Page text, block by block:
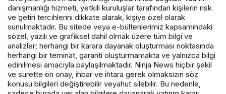
danışmanlığı hizmeti, yetkili kuruluşlar tarafından kişilerin risk
ve getiri tercihlerini dikkate alarak, kişiye özel olarak
sunulmaktadır. Bu sitede veya e-bültenlerimiz kapsamındaki
sözel, yazılı ve grafiksel dahil olmak üzere tüm bilgi ve
analizler; herhangi bir karara dayanak oluşturması noktasında
herhangi bir teminat, garanti oluşturmamakta ve yalnızca bilgi
edinilmesi amacıyla paylaşılmaktadır. Ninja News hiçbir şekil
ve surette ön onay, ihbar ve ihtara gerek olmaksızın söz
konusu bilgileri değiştirebilir veyahut silebilir. Bu nedenle,